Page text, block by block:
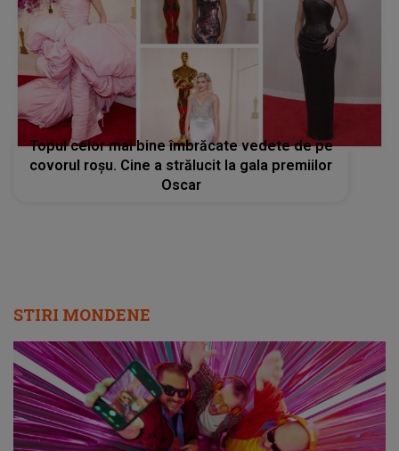
Topul celor mai bine îmbrăcate vedete de pe
covorul roșu. Cine a strălucit la gala premiilor
Oscar
STIRI MONDENE